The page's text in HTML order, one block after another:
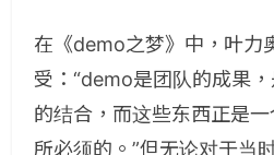
在《demo之梦》中，叶力
受：“demo是团队的成果
的结合，而这些东西正是
所必须的。”但无论对于当